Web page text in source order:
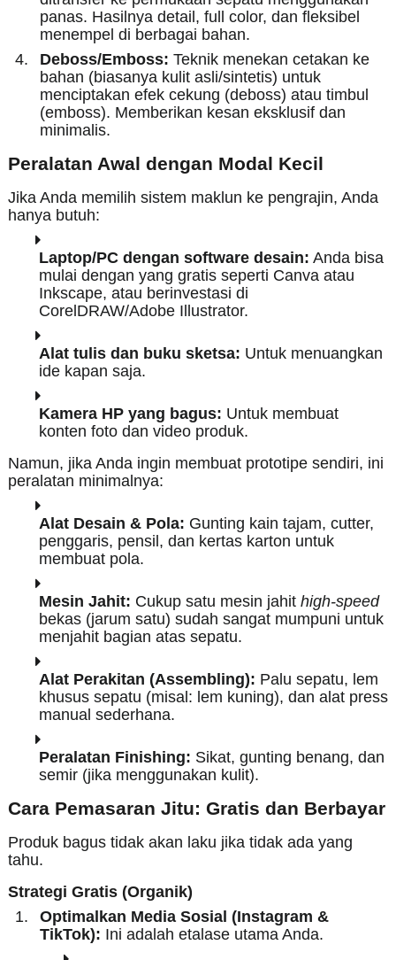
panas. Hasilnya detail, full color, dan fleksibel
menempel di berbagai bahan.
Deboss/Emboss: Teknik menekan cetakan ke
bahan (biasanya kulit asli/sintetis) untuk
menciptakan efek cekung (deboss) atau timbul
(emboss). Memberikan kesan eksklusif dan
minimalis.
Peralatan Awal dengan Modal Kecil
Jika Anda memilih sistem maklun ke pengrajin, Anda
hanya butuh:
Laptop/PC dengan software desain: Anda bisa
mulai dengan yang gratis seperti Canva atau
Inkscape, atau berinvestasi di
CorelDRAW/Adobe Illustrator.
Alat tulis dan buku sketsa: Untuk menuangkan
ide kapan saja.
Kamera HP yang bagus: Untuk membuat
konten foto dan video produk.
Namun, jika Anda ingin membuat prototipe sendiri, ini
peralatan minimalnya:
Alat Desain & Pola: Gunting kain tajam, cutter,
penggaris, pensil, dan kertas karton untuk
membuat pola.
Mesin Jahit: Cukup satu mesin jahit high-speed
bekas (jarum satu) sudah sangat mumpuni untuk
menjahit bagian atas sepatu.
Alat Perakitan (Assembling): Palu sepatu, lem
khusus sepatu (misal: lem kuning), dan alat press
manual sederhana.
Peralatan Finishing: Sikat, gunting benang, dan
semir (jika menggunakan kulit).
Cara Pemasaran Jitu: Gratis dan Berbayar
Produk bagus tidak akan laku jika tidak ada yang
tahu.
Strategi Gratis (Organik)
Optimalkan Media Sosial (Instagram &
TikTok): Ini adalah etalase utama Anda.